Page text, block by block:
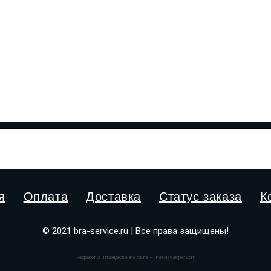
Оплата Доставка Статус заказа
© 2021 bra-service.ru | Все права защищены!
Разработка и продвижение сайта — Inet-developer.com